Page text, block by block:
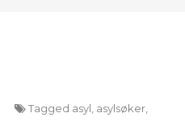
Tagged asyl asylsøker